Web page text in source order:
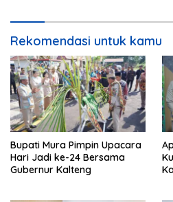
Rekomendasi untuk kamu
Bupati Mura Pimpin Upacara
Hari Jadi ke-24 Bersama
Gubernur Kalteng